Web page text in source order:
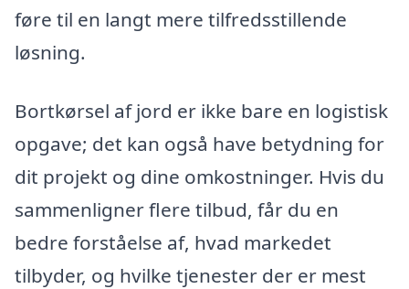
føre til en langt mere tilfredsstillende
løsning.
Bortkørsel af jord er ikke bare en logistisk
opgave; det kan også have betydning for
dit projekt og dine omkostninger. Hvis du
sammenligner flere tilbud, får du en
bedre forståelse af, hvad markedet
tilbyder, og hvilke tjenester der er mest